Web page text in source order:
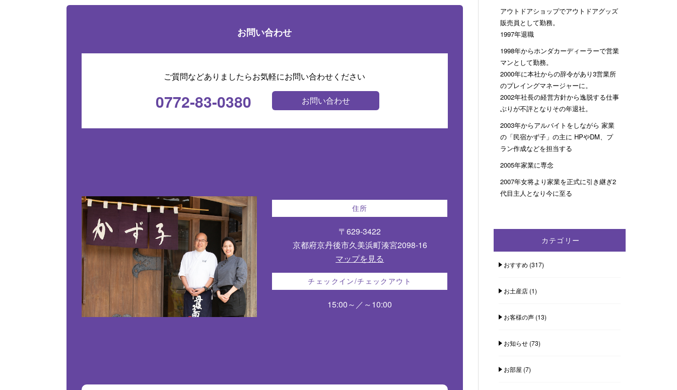
お問い合わせ
ご質問などありましたらお気軽にお問い合わせください
0772-83-0380 お問い合わせ
住所
〒629-3422
京都府京丹後市久美浜町湊宮2098-16
マップを見る
チェックイン/チェックアウト
15:00～／～10:00
アウトドアショップでアウトドアグッズ
販売員として勤務。
1997年退職
1998年からホンダカーディーラーで営業
マンとして勤務。
2000年に本社からの辞令があり3営業所
のプレイングマネージャーに。
2002年社長の経営方針から逸脱する仕事
ぶりが不評となりその年退社。
2003年からアルバイトをしながら 家業
の「民宿かず子」の主に HPやDM、プ
ラン作成などを担当する
2005年家業に専念
2007年女将より家業を正式に引き継ぎ2
代目主人となり今に至る
カテゴリー
おすすめ (317)
お土産店(1)
お客様の声(13)
お知らせ(73)
お部屋 (7)